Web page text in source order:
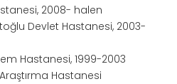
2008- halen
Devlet Hastanesi, 2003-
Hastanesi, 1999-2003
Hastanesi